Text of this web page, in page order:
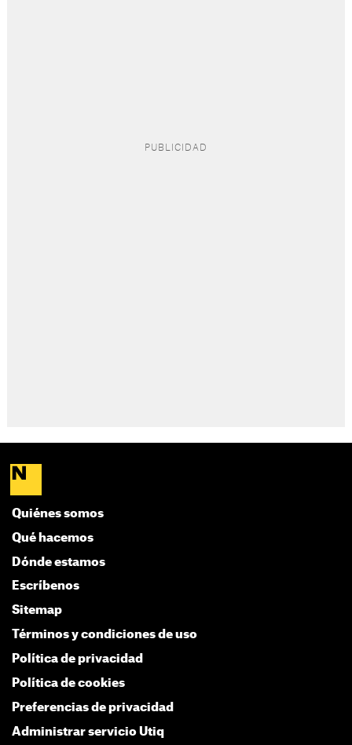
Quiénes somos
Qué hacemos
Dónde estamos
Escríbenos
Sitemap
Términos y condiciones de uso
Política de privacidad
Política de cookies
Preferencias de privacidad
Administrar servicio Utiq